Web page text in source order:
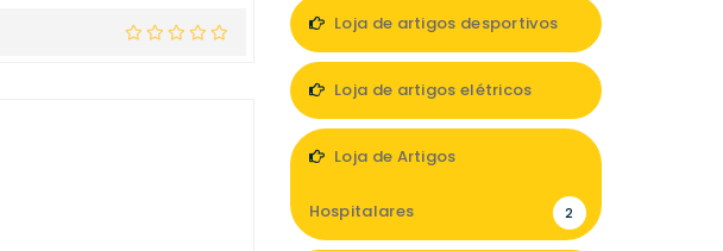
Loja de artigos desportivos
Loja de artigos elétricos
Loja de Artigos
Hospitalares 2